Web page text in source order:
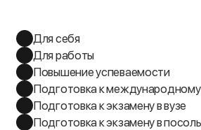
Для себя
Для работы
Повышение успеваемости
Подготовка к международному
Подготовка к экзамену в вузе
Подготовка к экзамену в